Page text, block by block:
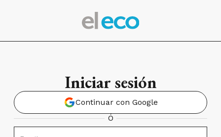
Iniciar sesión
Continuar con Google
Ó